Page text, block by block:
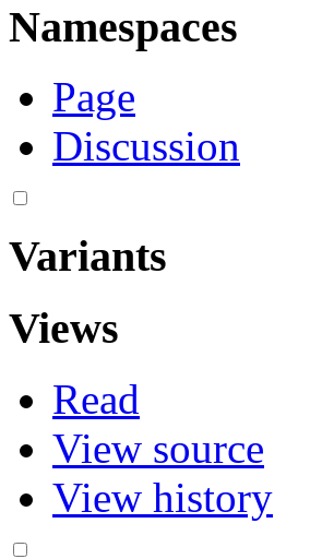
Namespaces
Page
Discussion
Variants
Views
Read
View source
View history